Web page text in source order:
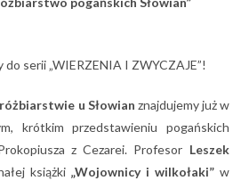
serii „WIERZENIA I ZWYCZAJE”!
u Słowian znajdujemy już w
krótkim przedstawieniu pogańskich
z Cezarei. Profesor Leszek
książki „Wojownicy i wilkołaki”w